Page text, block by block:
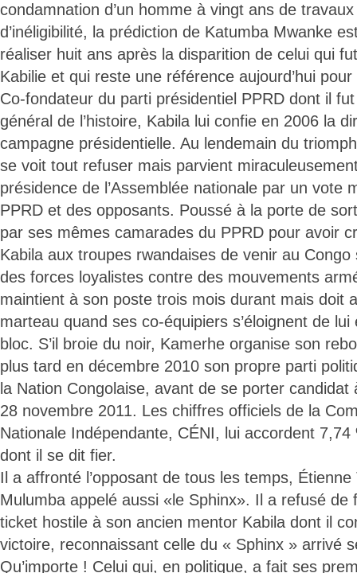
condamnation d’un homme à vingt ans de
d’inéligibilité, la prédiction de Katumba Mwanke
réaliser huit ans après la disparition de celui qui
Kabilie et qui reste une référence aujourd’hui
Co-fondateur du parti présidentiel PPRD dont il
général de l’histoire, Kabila lui confie en 2006 la
campagne présidentielle. Au lendemain du
se voit tout refuser mais parvient
présidence de l’Assemblée nationale par un vote
PPRD et des opposants. Poussé à la porte de
par ses mêmes camarades du PPRD pour avoir
Kabila aux troupes rwandaises de venir au
des forces loyalistes contre des mouvements
maintient à son poste trois mois durant mais doit
marteau quand ses co-équipiers s’éloignent de
bloc. S’il broie du noir, Kamerhe organise son
plus tard en décembre 2010 son propre parti
la Nation Congolaise, avant de se porter candidat
28 novembre 2011. Les chiffres officiels de la
Nationale Indépendante, CÉNI, lui accordent
dont il se dit fier.
Il a affronté l’opposant de tous les temps, Étienne
Mulumba appelé aussi «le Sphinx». Il a refusé de
ticket hostile à son ancien mentor Kabila dont il
victoire, reconnaissant celle du « Sphinx » arrivé
Qu’importe ! Celui qui, en politique, a fait ses